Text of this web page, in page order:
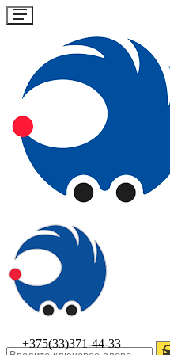
+375(33)371-44-33